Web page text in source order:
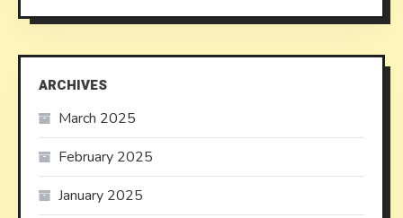
ARCHIVES
March 2025
February 2025
January 2025